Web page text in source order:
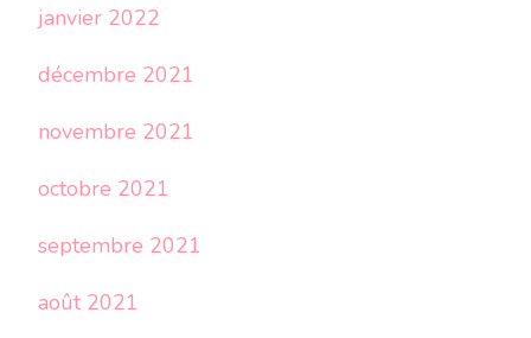
janvier 2022
décembre 2021
novembre 2021
octobre 2021
septembre 2021
août 2021